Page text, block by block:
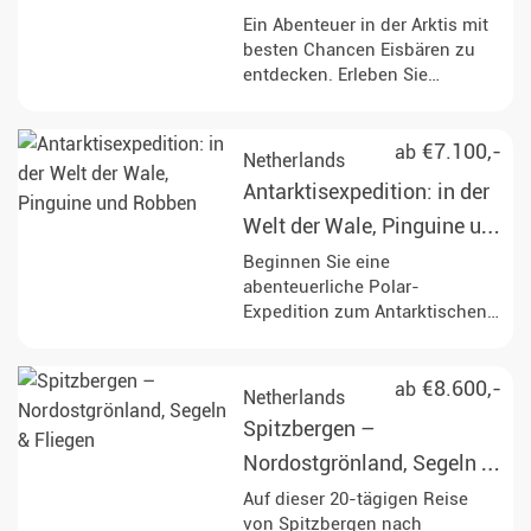
Ein Abenteuer in der Arktis mit
besten Chancen Eisbären zu
entdecken. Erleben Sie
faszinierende Landschaften ein
und beobachten Sie
vorbeiziehende Fjorde.
ab €7.100,-
Netherlands
Antarktisexpedition: in der
Welt der Wale, Pinguine und
Robben
Beginnen Sie eine
abenteuerliche Polar-
Expedition zum Antarktischen
das Weddellmeer, während Sie
an Aktivitäten wie Zodiac-
Ausflügen, Kajakfahren und der
Beobachtung von Wildtieren
atemberaubenden
ab €8.600,-
Netherlands
Spitzbergen –
Nordostgrönland, Segeln &
Fliegen
Auf dieser 20-tägigen Reise
von Spitzbergen nach